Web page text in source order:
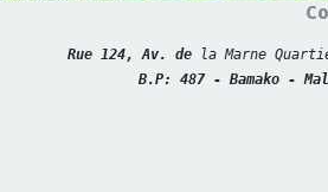
Rue 124, Av. de la Marne
B.P: 487 - Bamako -